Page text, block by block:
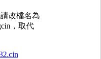
請改檔名為
，取代